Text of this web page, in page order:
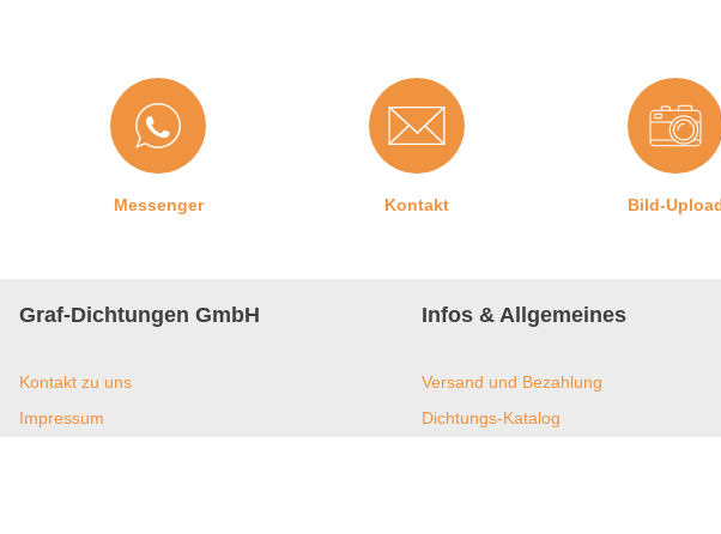
Messenger Kontakt Bild-
Graf-Dichtungen GmbH
Kontakt zu uns
Impressum
Infos & Allgemeines
Versand und Bezahlung
Dichtungs-Katalog